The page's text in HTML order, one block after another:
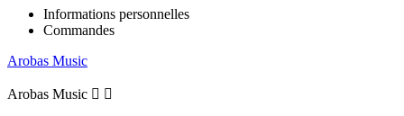
Informations personnelles
Commandes
Arobas Music
Arobas Music  